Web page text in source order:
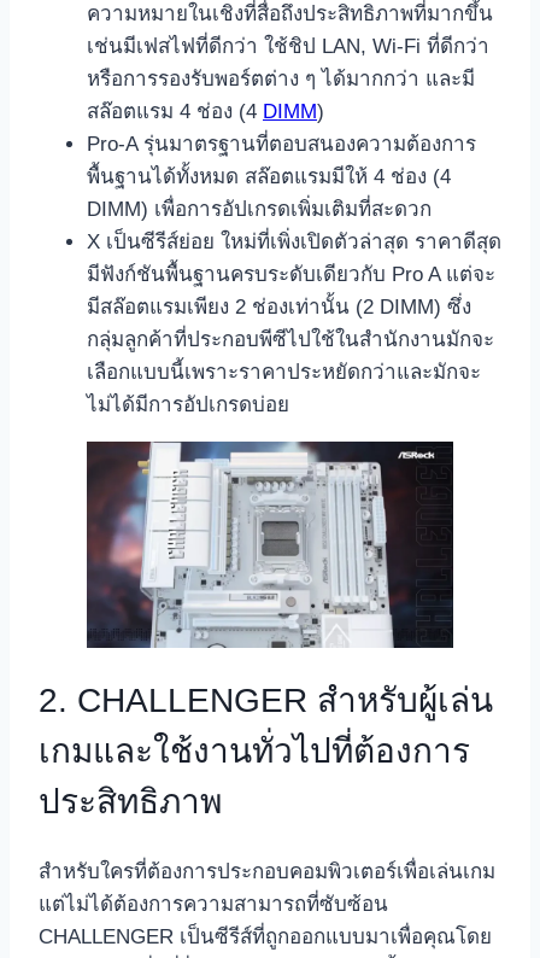
ความหมายในเชิงที่สื่อถึงประสิทธิภาพที่มากขึ้น
เช่นมีเฟสไฟที่ดีกว่า ใช้ชิป LAN, Wi-Fi ที่ดีกว่า
หรือการรองรับพอร์ตต่าง ๆ ได้มากกว่า และมี
สล๊อตแรม 4 ช่อง (4 DIMM)
Pro-A รุ่นมาตรฐานที่ตอบสนองความต้องการ
พื้นฐานได้ทั้งหมด สล๊อตแรมมีให้ 4 ช่อง (4
DIMM) เพื่อการอัปเกรดเพิ่มเติมที่สะดวก
X เป็นซีรีส์ย่อย ใหม่ที่เพิ่งเปิดตัวล่าสุด ราคาดีสุด
มีฟังก์ชันพื้นฐานครบระดับเดียวกับ Pro A แต่จะ
มีสล๊อตแรมเพียง 2 ช่องเท่านั้น (2 DIMM) ซึ่ง
กลุ่มลูกค้าที่ประกอบพีซีไปใช้ในสำนักงานมักจะ
เลือกแบบนี้เพราะราคาประหยัดกว่าและมักจะ
ไม่ได้มีการอัปเกรดบ่อย
2. CHALLENGER สำหรับผู้เล่น
เกมและใช้งานทั่วไปที่ต้องการ
ประสิทธิภาพ
สำหรับใครที่ต้องการประกอบคอมพิวเตอร์เพื่อเล่นเกม
แต่ไม่ได้ต้องการความสามารถที่ซับซ้อน
CHALLENGER เป็นซีรีส์ที่ถูกออกแบบมาเพื่อคุณโดย